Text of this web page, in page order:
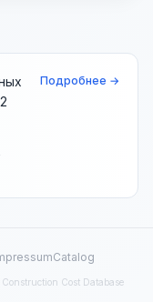
Подробнее →
Catalog
Cost Database